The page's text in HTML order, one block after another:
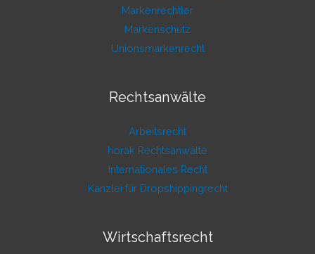
Markenrechtler
Markenschutz
Unionsmarkenrecht
Rechtsanwälte
Arbeitsrecht
horak Rechtsanwälte
Internationales Recht
Kanzlei für Dropshippingrecht
Wirtschaftsrecht